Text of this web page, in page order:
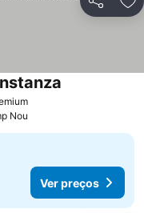
Partilhar
Ver preços
Nou
Ver preços